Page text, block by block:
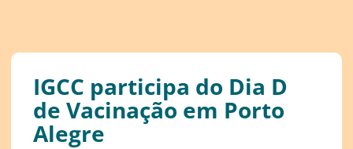
IGCC participa do Dia D
de Vacinação em Porto
Alegre